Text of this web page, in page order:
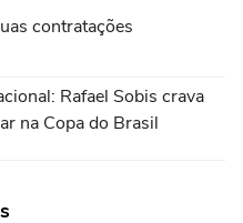
contratações
Rafael Sobis crava
na Copa do Brasil